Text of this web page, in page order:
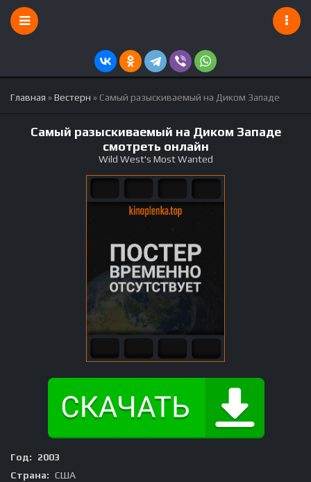
Главная »Вестерн » Самый разыскиваемый на Диком Западе
Самый разыскиваемый на Диком Западе
смотреть онлайн
Wild West's Most Wanted
Год:
2003
Страна: США